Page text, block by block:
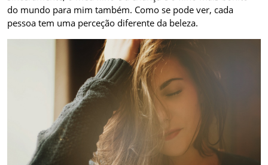
do mundo para mim também. Como se pode ver, cada
pessoa tem uma perceção diferente da beleza.